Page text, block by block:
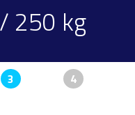
250 kg
3 4